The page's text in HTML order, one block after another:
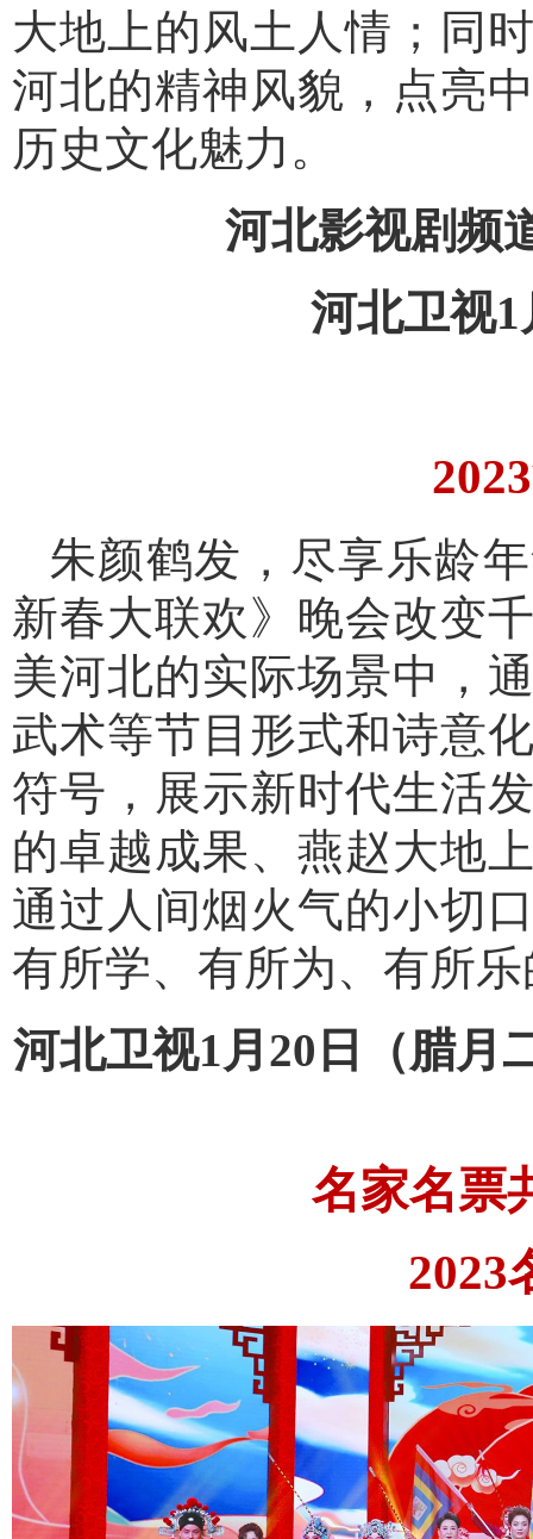
大地上的风土人情；同
河北的精神风貌，点亮
历史文化魅力。
河北影视剧频
河北卫视
朱颜鹤发，尽享乐龄
新春大联欢》晚会改变
美河北的实际场景中，
武术等节目形式和诗意
符号，展示新时代生活
的卓越成果、燕赵大地
通过人间烟火气的小切
有所学、有所为、有所
河北卫视1月20日（腊月
名家名票
2023